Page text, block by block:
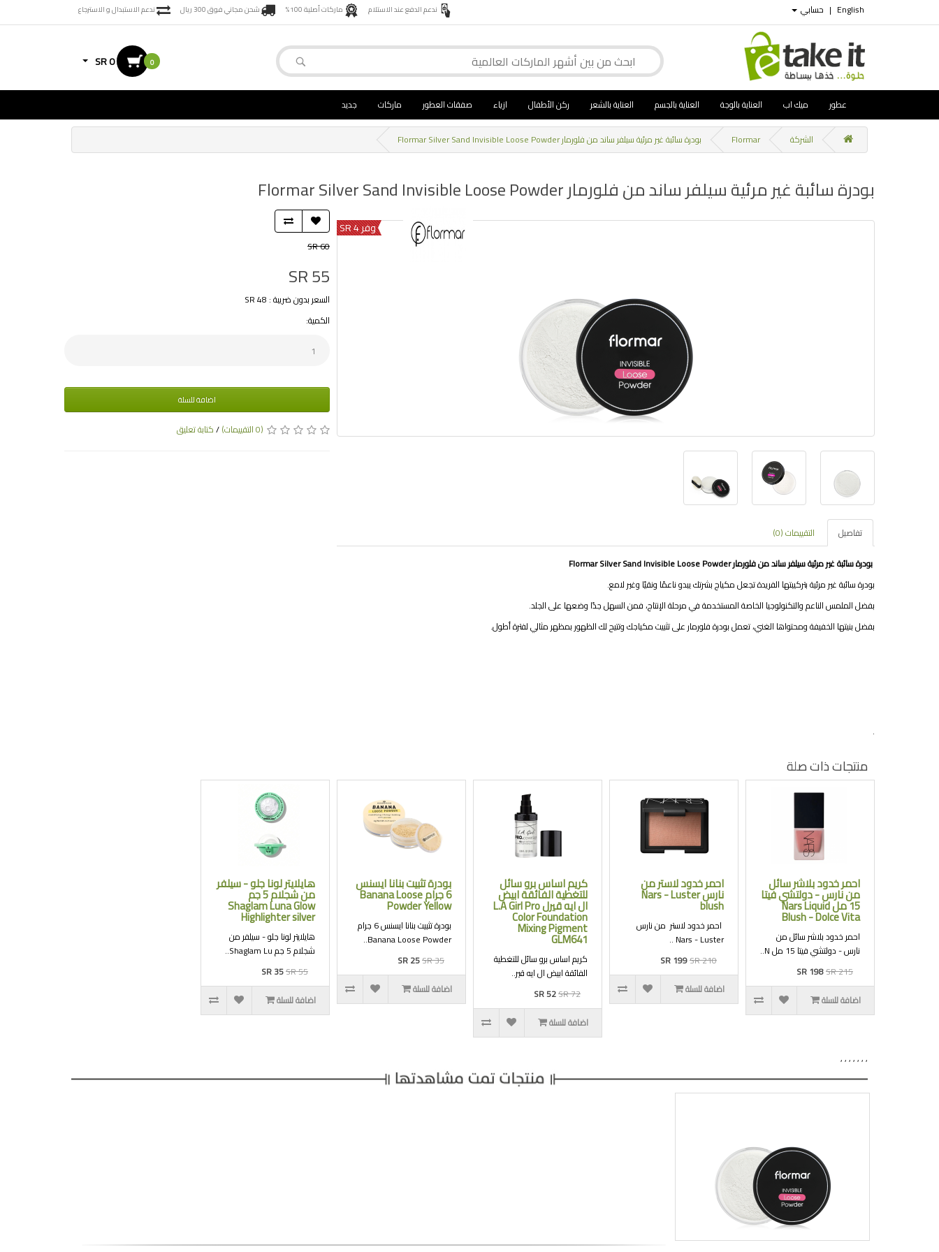
English
| حسابي ندعم الدفع عند الاستلام ماركات أصلية 100% شحن مجاني فوق 300 ريال ندعم الاستبدال و الاسترجاع
0
SR 0
عطور ميك اب العناية بالوجة العناية بالجسم العناية بالشعر ركن الأطفال ازياء صفقات العطور ماركات جديد
الشركة Flormar بودرة سائبة غير مرئية سيلفر ساند من فلورمار Flormar Silver Sand Invisible Loose Powder
بودرة سائبة غير مرئية سيلفر ساند من فلورمار Flormar Silver Sand Invisible Loose Powder
وفر 4 SR
تفاصيل
التقييمات (0)
بودرة سائبة غير مرئية سيلفر ساند من فلورمار Flormar Silver Sand Invisible Loose Powder
بودرة سائبة غير مرئية بتركيبتها الفريدة تجعل مكياج بشرتك يبدو ناعمًا ونقيًا وغير لامع.
بفضل الملمس الناعم والتكنولوجيا الخاصة المستخدمة في مرحلة الإنتاج، فمن السهل جدًا وضعها على الجلد.
بفضل بنيتها الخفيفة ومحتواها الغني، تعمل بودرة فلورمار على تثبيت مكياجك وتتيح لك الظهور بمظهر مثالي لفترة أطول.
.
SR 60
SR 55
السعر بدون ضريبة : SR 48
الكمية:
اضافة للسلة
(0 التقييمات) /كتابة تعليق
منتجات ذات صلة
احمر خدود بلاشر سائل
من نارس - دولتشي فيتا
15 مل Nars Liquid
Blush - Dolce Vita
احمر خدود بلاشر سائل من
نارس - دولتشي فيتا 15 مل N..
SR 198SR 215
اضافة للسلة
احمر خدود لاستر من
نارس Nars - Luster
blush
احمر خدود لاستر من نارس
Nars - Luster ..
SR 199SR 210
اضافة للسلة
كريم اساس برو سائل
للتغطية الفائقة ابيض
ال ايه قيرل L.A Girl Pro
Color Foundation
Mixing Pigment
GLM641
كريم اساس برو سائل للتغطية
الفائقة ابيض ال ايه قير..
SR 52SR 72
اضافة للسلة
بودرة تثبيت بنانا ايسنس
6 جرام Banana Loose
Powder Yellow
بودرة تثبيت بنانا ايسنس 6 جرام
Banana Loose Powder..
SR 25SR 35
اضافة للسلة
هايلايتر لونا جلو - سيلفر
من شجلام 5 جم
Shaglam Luna Glow
Highlighter silver
هايلايتر لونا جلو - سيلفر من
شجلام 5 جم Shaglam Lu..
SR 35SR 55
اضافة للسلة
,
,
,
,
,
,
,